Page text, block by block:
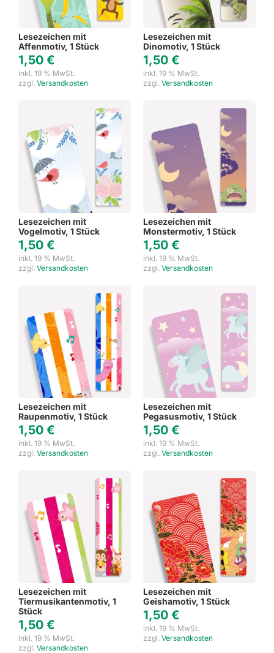
Lesezeichen mit
Affenmotiv, 1 Stück
1,50 €
inkl. 19 % MwSt.
zzgl. Versandkosten
Lesezeichen mit
Dinomotiv, 1 Stück
1,50 €
inkl. 19 % MwSt.
zzgl. Versandkosten
Lesezeichen mit
Vogelmotiv, 1 Stück
1,50 €
inkl. 19 % MwSt.
zzgl. Versandkosten
Lesezeichen mit
Monstermotiv, 1 Stück
1,50 €
inkl. 19 % MwSt.
zzgl. Versandkosten
Lesezeichen mit
Raupenmotiv, 1 Stück
1,50 €
inkl. 19 % MwSt.
zzgl. Versandkosten
Lesezeichen mit
Pegasusmotiv, 1 Stück
1,50 €
inkl. 19 % MwSt.
zzgl. Versandkosten
Lesezeichen mit
Tiermusikantenmotiv, 1
Stück
1,50 €
inkl. 19 % MwSt.
zzgl. Versandkosten
Lesezeichen mit
Geishamotiv, 1 Stück
1,50 €
inkl. 19 % MwSt.
zzgl. Versandkosten